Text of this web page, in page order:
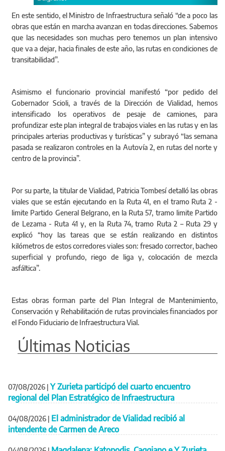
En este sentido, el Ministro de Infraestructura señaló “de a poco las
obras que están en marcha avanzan en todas direcciones. Sabemos
que las necesidades son muchas pero tenemos un plan intensivo
que va a dejar, hacia finales de este año, las rutas en condiciones de
transitabilidad”.
Asimismo el funcionario provincial manifestó “por pedido del
Gobernador Scioli, a través de la Dirección de Vialidad, hemos
intensificado los operativos de pesaje de camiones, para
profundizar este plan integral de trabajos viales en las rutas y en las
principales arterias productivas y turísticas” y subrayó “las semana
pasada se realizaron controles en la Autovía 2, en rutas del norte y
centro de la provincia”.
Por su parte, la titular de Vialidad, Patricia Tombesí detalló las obras
viales que se están ejecutando en la Ruta 41, en el tramo Ruta 2 -
limite Partido General Belgrano, en la Ruta 57, tramo limite Partido
de Lezama - Ruta 41 y, en la Ruta 74, tramo Ruta 2 – Ruta 29 y
explicó “hoy las tareas que se están realizando en distintos
kilómetros de estos corredores viales son: fresado corrector, bacheo
superficial y profundo, riego de liga y, colocación de mezcla
asfáltica”.
Estas obras forman parte del Plan Integral de Mantenimiento,
Conservación y Rehabilitación de rutas provinciales financiados por
el Fondo Fiduciario de Infraestructura Vial.
Últimas Noticias
07/08/2026 | Y Zurieta participó del cuarto encuentro
regional del Plan Estratégico de Infraestructura
04/08/2026 | El administrador de Vialidad recibió al
intendente de Carmen de Areco